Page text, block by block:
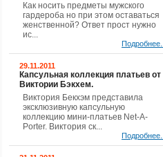
Как носить предметы мужского
гардероба но при этом оставаться
женственной? Ответ прост нужно
ис...
Подробнее...
29.11.2011
Капсульная коллекция платьев от
Виктории Бэкхем.
Виктория Бекхэм представила
эксклюзивную капсульную
коллекцию мини-платьев Net-A-
Porter. Виктория ск...
Подробнее...